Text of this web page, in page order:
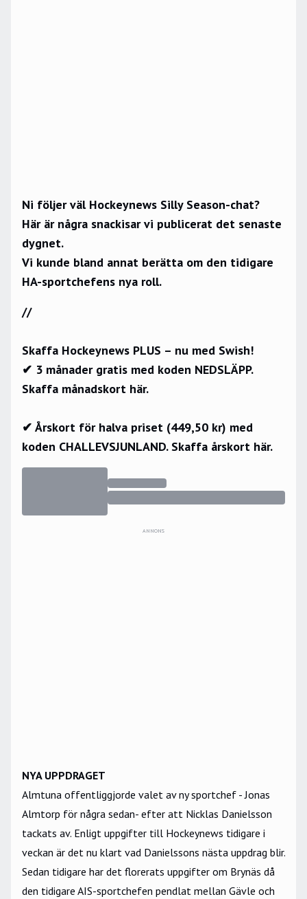
Ni följer väl Hockeynews Silly Season-chat?
Här är några snackisar vi publicerat det senaste
dygnet.
Vi kunde bland annat berätta om den tidigare
HA-sportchefens nya roll.
//
Skaffa Hockeynews PLUS – nu med Swish!
✔ 3 månader gratis med koden NEDSLÄPP.
Skaffa månadskort här.
✔ Årskort för halva priset (449,50 kr) med
koden CHALLEVSJUNLAND. Skaffa årskort här.
ANNONS
NYA UPPDRAGET
Almtuna offentliggjorde valet av ny sportchef - Jonas
Almtorp för några sedan- efter att Nicklas Danielsson
tackats av. Enligt uppgifter till Hockeynews tidigare i
veckan är det nu klart vad Danielssons nästa uppdrag blir.
Sedan tidigare har det florerats uppgifter om Brynäs då
den tidigare AIS-sportchefen pendlat mellan Gävle och